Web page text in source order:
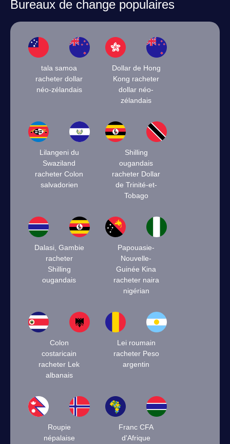
Bureaux de change populaires
tala samoa
racheter dollar
néo-zélandais
Dollar de Hong
Kong racheter
dollar néo-
zélandais
Lilangeni du
Swaziland
racheter Colon
salvadorien
Shilling
ougandais
racheter Dollar
de Trinité-et-
Tobago
Dalasi, Gambie
racheter
Shilling
ougandais
Papouasie-
Nouvelle-
Guinée Kina
racheter naira
nigérian
Colon
costaricain
racheter Lek
albanais
Lei roumain
racheter Peso
argentin
Roupie
népalaise
Franc CFA
d'Afrique